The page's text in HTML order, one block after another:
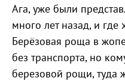
Ага, уже были
много лет назад, и где
Берёзовая роща в
без транспорта, но
березовой рощи, туда